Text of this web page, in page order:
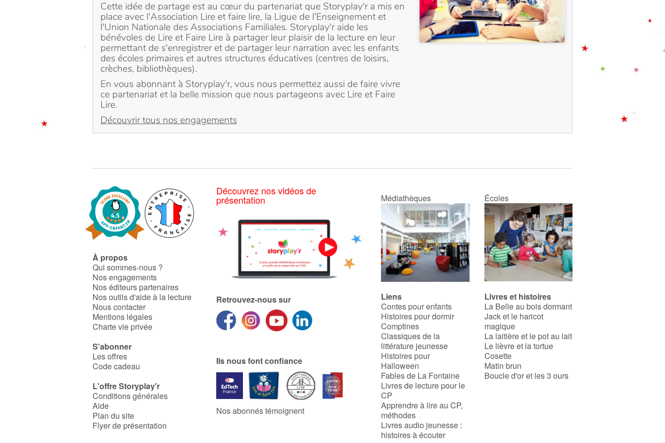
d’Angleterre ! La fête
commence sur le toit ouvert
du bus mais les nuages
menacent. En descendant
pour s’abriter, les enfants
Cette idée de partage est au cœur du partenariat que Storyplay'r a mis en
place avec l'Association Lire et faire lire, la Ligue de l'Enseignement et
l'Union Nationale des Associations Familiales. Storyplay'r aide les
bénévoles de Lire et Faire Lire à partager leur plaisir de la lecture en leur
permettant de s'enregistrer et de partager leur narration avec les enfants
des écoles primaires et autres structures éducatives (centres de loisirs,
crèches, bibliothèques).
En vous abonnant à Storyplay'r, vous nous permettez aussi de faire vivre
ce partenariat et la belle mission que nous partageons avec Lire et Faire
Lire.
Découvrir tous nos engagements
À propos
Qui sommes-nous ?
Nos engagements
Nos éditeurs partenaires
Nos outils d'aide à la lecture
Nous contacter
Mentions légales
Charte vie privée
S'abonner
Les offres
Code cadeau
L'offre Storyplay'r
Conditions générales
Aide
Plan du site
Flyer de présentation
Découvrez nos vidéos de
présentation
Retrouvez-nous sur
Ils nous font confiance
Nos abonnés témoignent
Médiathèques Écoles
Liens
Contes pour enfants
Histoires pour dormir
Comptines
Classiques de la
littérature jeunesse
Histoires pour
Halloween
Fables de La Fontaine
Livres de lecture pour le
CP
Apprendre à lire au CP,
méthodes
Livres audio jeunesse :
histoires à écouter
Livres et histoires
La Belle au bois dormant
Jack et le haricot
magique
La laitière et le pot au lait
Le lièvre et la tortue
Cosette
Matin brun
Boucle d'or et les 3 ours